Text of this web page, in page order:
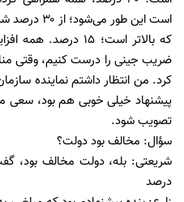
است این
که بالاتر است؛ ۱۵
ضریب جینی را درست کنیم، وقتی
کرد. من انتظار داشتم نماینده
پیشنهاد خیلی خوبی هم بود، سعی
تصویب شود.
سؤال: مخالف بود دولت؟
درصد